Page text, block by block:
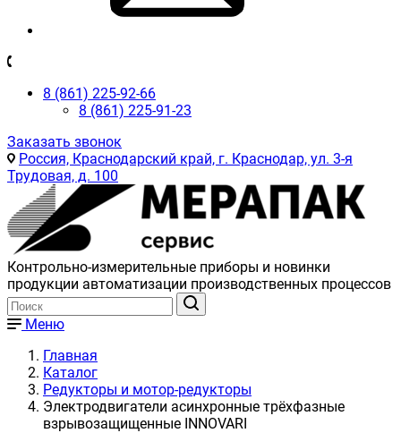
8 (861) 225-92-66
8 (861) 225-91-23
Заказать звонок
Россия, Краснодарский край, г. Краснодар, ул. 3-я
Трудовая, д. 100
Контрольно-измерительные приборы и новинки
продукции автоматизации производственных процессов
Меню
Главная
Каталог
Редукторы и мотор-редукторы
Электродвигатели асинхронные трёхфазные
взрывозащищенные INNOVARI